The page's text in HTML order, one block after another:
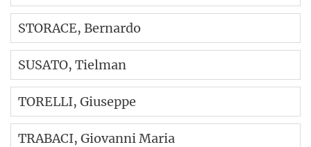
STORACE, Bernardo
SUSATO, Tielman
TORELLI, Giuseppe
TRABACI, Giovanni Maria